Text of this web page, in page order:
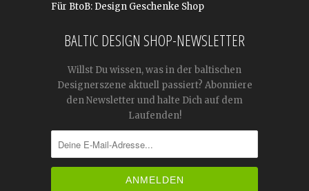
Für BtoB: Design Geschenke Shop
BALTIC DESIGN SHOP-NEWSLETTER
Willst Du wissen, was in der baltischen
Designerszene aktuell passiert? Abonniere
den Newsletter und halte Dich auf dem
Laufenden!